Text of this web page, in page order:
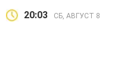
20:03 СБ, АВГУСТ 8